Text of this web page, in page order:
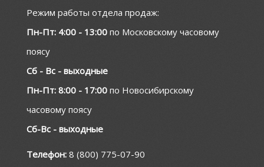
Режим работы отдела продаж:
Пн-Пт: 4:00 - 13:00 по Московскому часовому
поясу
Сб - Вс - выходные
Пн-Пт: 8:00 - 17:00 по Новосибирскому
часовому поясу
Сб-Вс - выходные
Телефон: 8 (800) 775-07-90